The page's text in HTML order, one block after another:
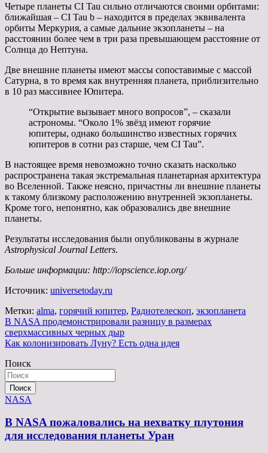
Четыре планеты CI Tau сильно отличаются своими орбитами:
ближайшая – CI Tau b – находится в пределах эквивалента
орбиты Меркурия, а самые дальние экзопланеты – на
расстоянии более чем в три раза превышающем расстояние от
Солнца до Нептуна.
Две внешние планеты имеют массы сопоставимые с массой
Сатурна, в то время как внутренняя планета, приблизительно
в 10 раз массивнее Юпитера.
“Открытие вызывает много вопросов”, – сказали
астрономы. “Около 1% звёзд имеют горячие
юпитеры, однако большинство известных горячих
юпитеров в сотни раз старше, чем CI Tau”.
В настоящее время невозможно точно сказать насколько
распространена такая экстремальная планетарная архитектура
во Вселенной. Также неясно, причастны ли внешние планеты
к такому близкому расположению внутренней экзопланеты.
Кроме того, непонятно, как образовались две внешние
планеты.
Результаты исследования были опубликованы в журнале
Astrophysical Journal Letters.
Больше информации: http://iopscience.iop.org/
Источник: universetoday.ru
Метки: alma, горячий юпитер, Радиотелескоп, экзопланета
Навигация
по
В NASA продемонстрировали разницу в размерах
сверхмассивных черных дыр
Как колонизировать Луну? Есть одна идея
Поиск
Поиск
NASA
В NASA пожаловались на нехватку плутония
для исследования планеты Уран